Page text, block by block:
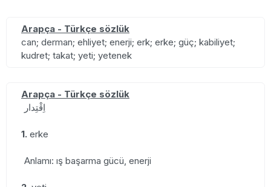
Arapça - Türkçe sözlük
can; derman; ehliyet; enerji; erk; erke; güç; kabiliyet;
kudret; takat; yeti; yetenek
Arapça - Türkçe sözlük
اِقْتِدار
1. erke
Anlamı: ış başarma gücü, enerji